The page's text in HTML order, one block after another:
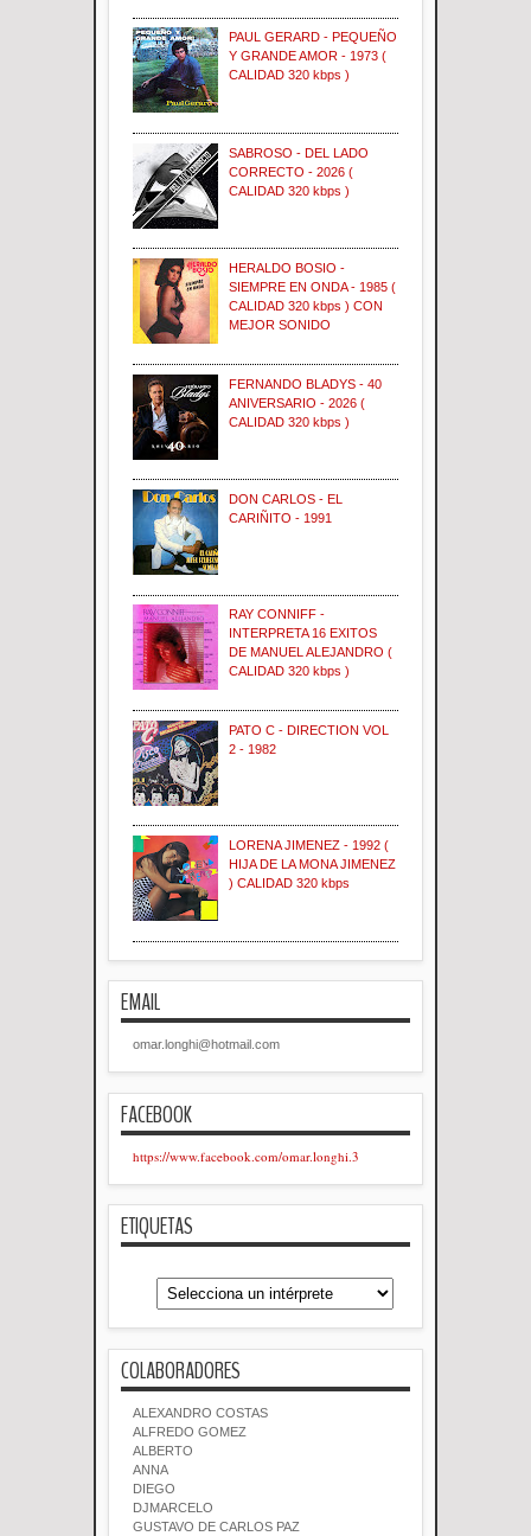
PAUL GERARD - PEQUEÑO
Y GRANDE AMOR - 1973 (
CALIDAD 320 kbps )
SABROSO - DEL LADO
CORRECTO - 2026 (
CALIDAD 320 kbps )
HERALDO BOSIO -
SIEMPRE EN ONDA - 1985 (
CALIDAD 320 kbps ) CON
MEJOR SONIDO
FERNANDO BLADYS - 40
ANIVERSARIO - 2026 (
CALIDAD 320 kbps )
DON CARLOS - EL
CARIÑITO - 1991
RAY CONNIFF -
INTERPRETA 16 EXITOS
DE MANUEL ALEJANDRO (
CALIDAD 320 kbps )
PATO C - DIRECTION VOL
2 - 1982
LORENA JIMENEZ - 1992 (
HIJA DE LA MONA JIMENEZ
) CALIDAD 320 kbps
EMAIL
omar.longhi@hotmail.com
FACEBOOK
https://www.facebook.com/omar.longhi.3
ETIQUETAS
COLABORADORES
ALEXANDRO COSTAS
ALFREDO GOMEZ
ALBERTO
ANNA
DIEGO
DJMARCELO
GUSTAVO DE CARLOS PAZ